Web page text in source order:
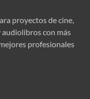
proyectos de cine,
con más
profesionales